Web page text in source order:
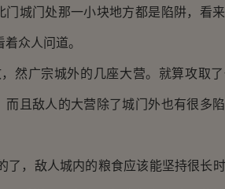
城门处那一小块地方都是陷阱，看
众人问道。
广宗城外的几座大营。就算攻取了
且敌人的大营除了城门外也有很多陷
，敌人城内的粮食应该能坚持很长